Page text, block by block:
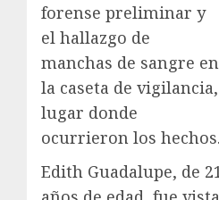
forense preliminar y
el hallazgo de
manchas de sangre en
la caseta de vigilancia,
lugar donde
ocurrieron los hechos.
Edith Guadalupe, de